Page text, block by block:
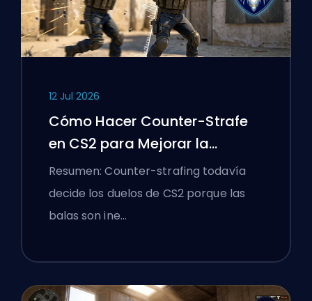
12 Jul 2026
Cómo Hacer Counter-Strafe
en CS2 para Mejorar la
Precisión
Resumen: Counter-strafing todavía
decide los duelos de CS2 porque las
balas son ine…